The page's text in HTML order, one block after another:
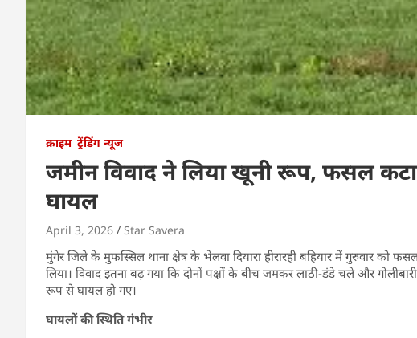
क्राइम ट्रेंडिंग न्यूज
जमीन विवाद ने लिया खूनी रूप, फसल
घायल
April 3, 2026 Star Savera
मुंगेर जिले के मुफस्सिल थाना क्षेत्र के भेलवा दियारा हीरारही बहियार में गुरुवार
लिया। विवाद इतना बढ़ गया कि दोनों पक्षों के बीच जमकर लाठी-डंडे चले और
रूप से घायल हो गए।
घायलों की स्थिति गंभीर